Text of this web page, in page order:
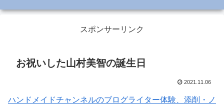
スポンサーリンク
お祝いした山村美智の誕生日
2021.11.06
ハンドメイドチャンネルのブログライター体験、添削・ノ